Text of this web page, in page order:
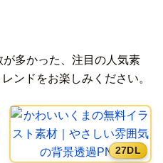
多かった、注目の人気素
ンドをお楽しみください。
27DL